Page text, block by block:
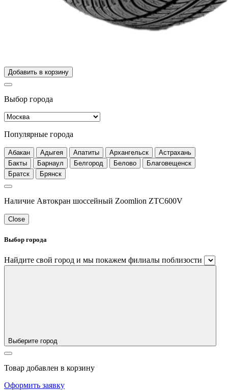
Добавить в корзину
Выбор города
Популярные города
Абакан Адыгея Апатиты Архангельск
Астрахань
Бакты
Барнаул Белгород Белово
Благовещенск
Братск
Брянск
Наличие Автокран шоссейный Zoomlion ZTC600V
Close
Выбор города
Найдите свой город и мы покажем филиалы поблизости
Выберите город
Товар добавлен в корзину
Оформить заявку